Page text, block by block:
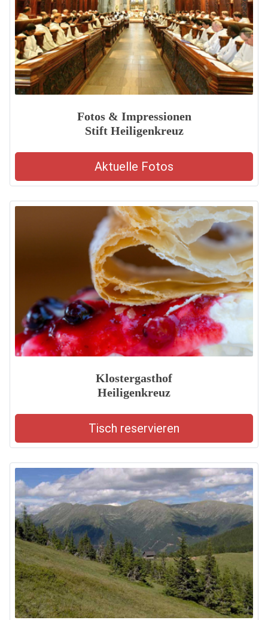
Fotos & Impressionen
Stift Heiligenkreuz
Aktuelle Fotos
Klostergasthof
Heiligenkreuz
Tisch reservieren